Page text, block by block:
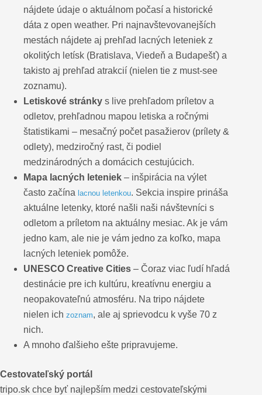
nájdete údaje o aktuálnom počasí a historické
dáta z open weather. Pri najnavštevovanejších
mestách nájdete aj prehľad lacných leteniek z
okolitých letísk (Bratislava, Viedeň a Budapešť) a
takisto aj prehľad atrakcií (nielen tie z must-see
zoznamu).
Letiskové stránky s live prehľadom príletov a
odletov, prehľadnou mapou letiska a ročnými
štatistikami – mesačný počet pasažierov (prílety &
odlety), medziročný rast, či podiel
medzinárodných a domácich cestujúcich.
Mapa lacných leteniek – inšpirácia na výlet
často začína lacnou letenkou. Sekcia inspire prináša
aktuálne letenky, ktoré našli naši návštevníci s
odletom a príletom na aktuálny mesiac. Ak je vám
jedno kam, ale nie je vám jedno za koľko, mapa
lacných leteniek pomôže.
UNESCO Creative Cities – Čoraz viac ľudí hľadá
destinácie pre ich kultúru, kreatívnu energiu a
neopakovateľnú atmosféru. Na tripo nájdete
nielen ich zoznam, ale aj sprievodcu k vyše 70 z
nich.
A mnoho ďalšieho ešte pripravujeme.
Cestovateľský portál
tripo.sk chce byť najlepším medzi cestovateľskými